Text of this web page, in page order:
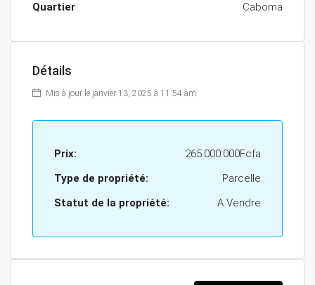
Quartier
Caboma
Détails
Mis à jour le janvier 13, 2025 à 11:54 am
Prix:
265.000.000Fcfa
Type de propriété:
Parcelle
Statut de la propriété:
A Vendre